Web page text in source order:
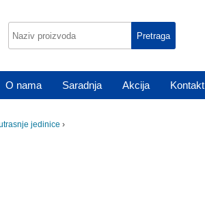
Pretraga
O nama Saradnja Akcija Kontakt
jedinice ›